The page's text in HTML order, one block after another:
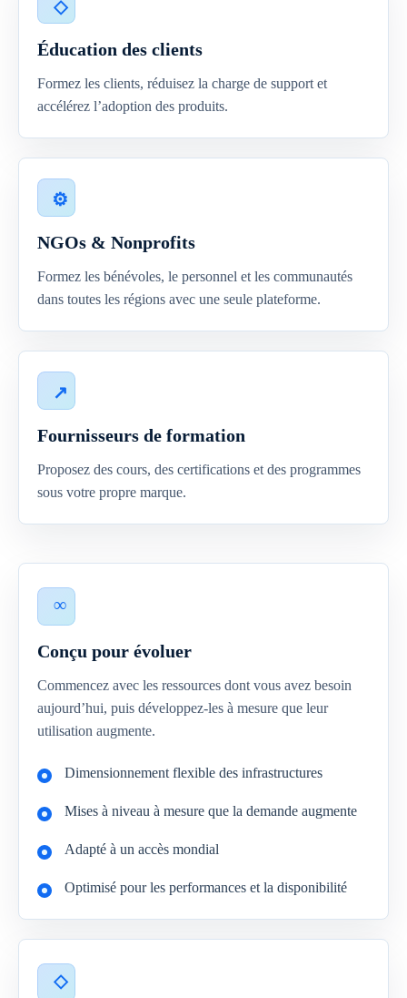
Éducation des clients
Formez les clients, réduisez la charge de support et
accélérez l’adoption des produits.
NGOs & Nonprofits
Formez les bénévoles, le personnel et les communautés
dans toutes les régions avec une seule plateforme.
Fournisseurs de formation
Proposez des cours, des certifications et des programmes
sous votre propre marque.
Conçu pour évoluer
Commencez avec les ressources dont vous avez besoin
aujourd’hui, puis développez-les à mesure que leur
utilisation augmente.
Dimensionnement flexible des infrastructures
Mises à niveau à mesure que la demande augmente
Adapté à un accès mondial
Optimisé pour les performances et la disponibilité